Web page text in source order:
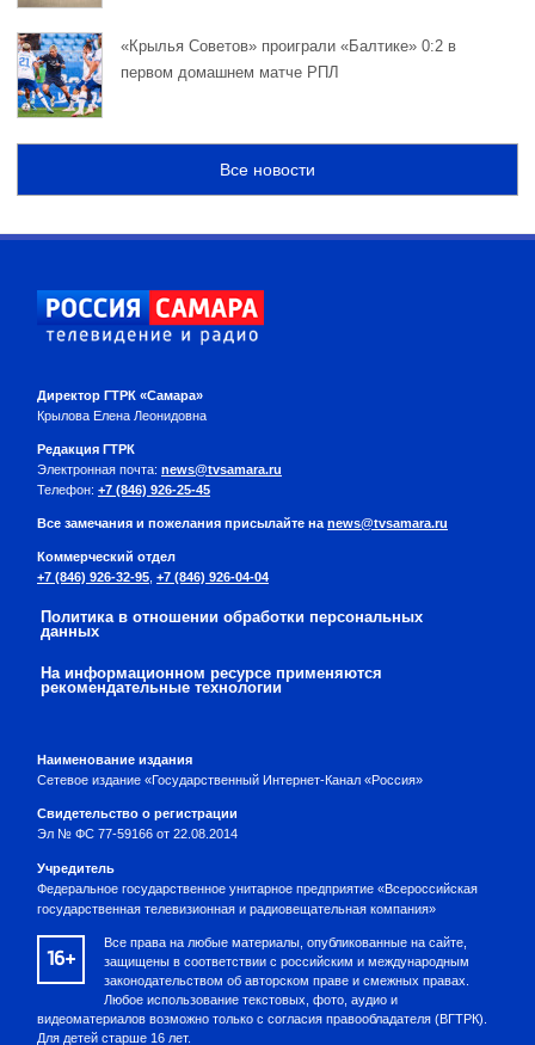
«Крылья Советов» проиграли «Балтике» 0:2 в
первом домашнем матче РПЛ
Все новости
Директор ГТРК «Самара»
Крылова Елена Леонидовна
Редакция ГТРК
Электронная почта: news@tvsamara.ru
Телефон: +7 (846) 926-25-45
Все замечания и пожелания присылайте на news@tvsamara.ru
Коммерческий отдел
+7 (846) 926-32-95 +7 (846) 926-04-04
Политика в отношении обработки персональных
данных
На информационном ресурсе применяются
рекомендательные технологии
Наименование издания
Сетевое издание «Государственный Интернет-Канал «Россия»
Свидетельство о регистрации
Эл № ФС 77-59166 от 22.08.2014
Учредитель
Федеральное государственное унитарное предприятие «Всероссийская
государственная телевизионная и радиовещательная компания»
16+
Все права на любые материалы, опубликованные на сайте,
защищены в соответствии с российским и международным
законодательством об авторском праве и смежных правах.
Любое использование текстовых, фото, аудио и
видеоматериалов возможно только с согласия правообладателя (ВГТРК).
Для детей старше 16 лет.